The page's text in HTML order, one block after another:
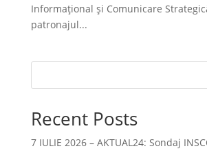
Informațional și Comunicare
patronajul...
Recent Posts
7 IULIE 2026 – AKTUAL24: Sondaj